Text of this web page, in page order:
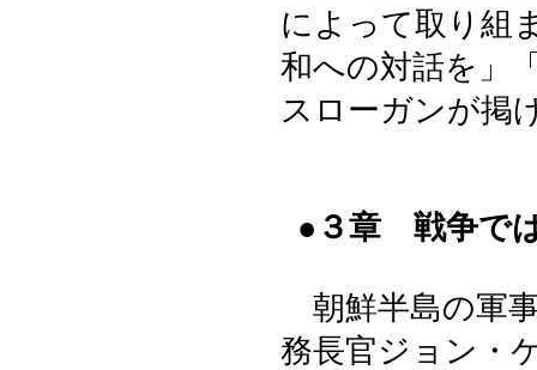
によって取り組
和への対話を」
スローガンが掲
●３章 戦争で
朝鮮半島の軍
務長官ジョン・